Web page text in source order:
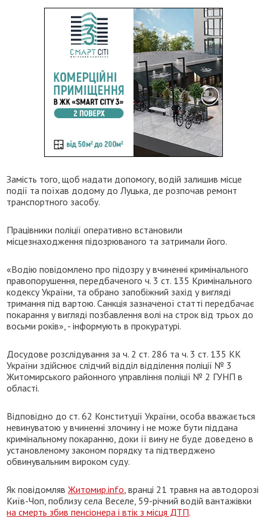
Замість того, щоб надати допомогу, водій залишив місце
події та поїхав додому до Луцька, де розпочав ремонт
транспортного засобу.
Працівники поліції оперативно встановили
місцезнаходження підозрюваного та затримали його.
«Водію повідомлено про підозру у вчиненні кримінального
правопорушення, передбаченого ч. 3 ст. 135 Кримінального
кодексу України, та обрано запобіжний захід у вигляді
тримання під вартою. Санкція зазначеної статті передбачає
покарання у вигляді позбавлення волі на строк від трьох до
восьми років», - інформують в прокуратурі.
Досудове розслідування за ч. 2 ст. 286 та ч. 3 ст. 135 КК
України здійснює слідчий відділ відділення поліції № 3
Житомирського районного управління поліції № 2 ГУНП в
області.
Відповідно до ст. 62 Конституції України, особа вважається
невинуватою у вчиненні злочину і не може бути піддана
кримінальному покаранню, доки її вину не буде доведено в
установленому законом порядку та підтверджено
обвинувальним вироком суду.
Як повідомлявЖитомир.info , вранці 21 травня на автодорозі
Київ-Чоп, поблизу села Веселе, 59-річний водій вантажівки
на смерть збив пенсіонера і втік з місця ДТП.